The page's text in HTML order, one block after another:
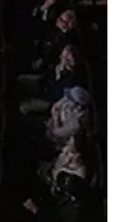
ve sentetik ses
teknolojinin insan